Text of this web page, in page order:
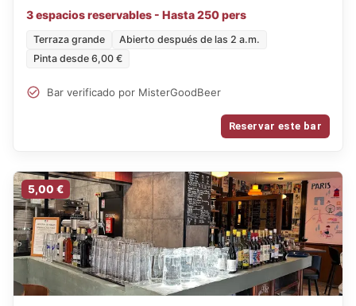
3 espacios reservables - Hasta 250 pers
Terraza grande
Abierto después de las 2 a.m.
Pinta desde 6,00 €
Bar verificado por MisterGoodBeer
Reservar este bar
5,00 €